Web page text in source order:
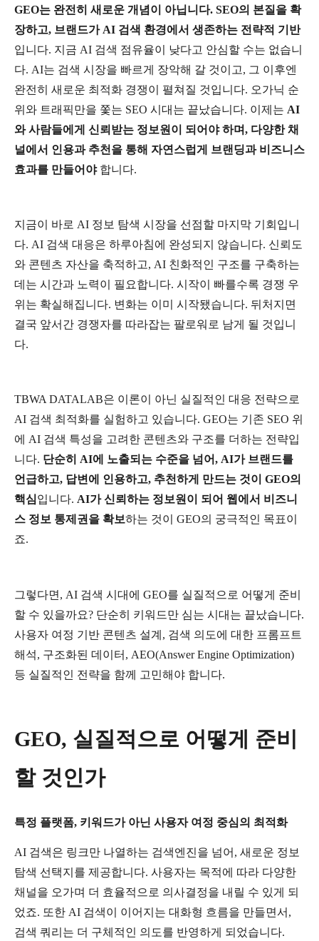
GEO는 완전히 새로운 개념이 아닙니다. SEO의 본질을 확
장하고, 브랜드가AI 검색 환경에서 생존하는 전략적 기반
입니다. 지금 AI 검색 점유율이 낮다고 안심할 수는 없습니
다. AI는 검색 시장을 빠르게 장악해 갈 것이고, 그 이후엔
완전히 새로운 최적화 경쟁이 펼쳐질 것입니다. 오가닉 순
위와 트래픽만을 쫓는 SEO 시대는 끝났습니다. 이제는 AI
와 사람들에게 신뢰받는 정보원이 되어야 하며, 다양한 채
널에서 인용과 추천을 통해 자연스럽게 브랜딩과 비즈니스
효과를 만들어야 합니다.
지금이 바로 AI 정보 탐색 시장을 선점할 마지막 기회입니
다. AI 검색 대응은 하루아침에 완성되지 않습니다. 신뢰도
와 콘텐츠 자산을 축적하고, AI 친화적인 구조를 구축하는
데는 시간과 노력이 필요합니다. 시작이 빠를수록 경쟁 우
위는 확실해집니다. 변화는 이미 시작됐습니다. 뒤처지면
결국 앞서간 경쟁자를 따라잡는 팔로워로 남게 될 것입니
다.
TBWA DATALAB은 이론이 아닌 실질적인 대응 전략으로
AI 검색 최적화를 실험하고 있습니다. GEO는 기존 SEO 위
에 AI 검색 특성을 고려한 콘텐츠와 구조를 더하는 전략입
니다. 단순히 AI에 노출되는 수준을 넘어, AI가 브랜드를
언급하고, 답변에 인용하고, 추천하게 만드는 것이 GEO의
핵심입니다. AI가 신뢰하는 정보원이 되어 웹에서 비즈니
스 정보 통제권을 확보하는 것이 GEO의 궁극적인 목표이
죠.
그렇다면 , AI 검색 시대에 GEO를 실질적으로 어떻게 준비
할 수 있을까요? 단순히 키워드만 심는 시대는 끝났습니다.
사용자 여정 기반 콘텐츠 설계 , 검색 의도에 대한 프롬프트
해석, 구조화된 데이터 , AEO(Answer Engine Optimization)
등 실질적인 전략을 함께 고민해야 합니다.
GEO, 실질적으로 어떻게 준비
할 것인가
특정 플랫폼, 키워드가 아닌 사용자 여정 중심의 최적화
AI 검색은 링크만 나열하는 검색엔진을 넘어 , 새로운 정보
탐색 선택지를 제공합니다. 사용자는 목적에 따라 다양한
채널을 오가며 더 효율적으로 의사결정을 내릴 수 있게 되
었죠. 또한 AI 검색이 이어지는 대화형 흐름을 만들면서 ,
검색 쿼리는 더 구체적인 의도를 반영하게 되었습니다.